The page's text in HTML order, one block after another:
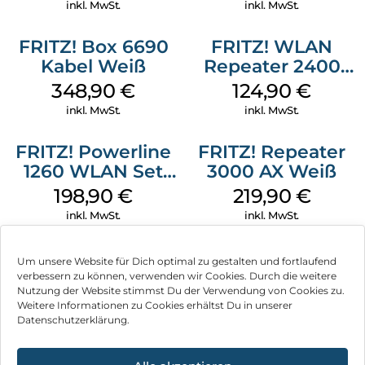
Um unsere Website für Dich optimal zu gestalten und fortlaufend
verbessern zu können, verwenden wir Cookies. Durch die weitere
Nutzung der Website stimmst Du der Verwendung von Cookies zu.
Weitere Informationen zu Cookies erhältst Du in unserer
Datenschutzerklärung.
reduzieren Ihre OPEX und CAPEX Kosten.
inkl. MwSt. inkl. MwSt.
FRITZ! Box 6690
Kabel Weiß
348,90€
inkl. MwSt.
FRITZ! WLAN
Repeater 2400
Weiß
124,90€
inkl. MwSt.
FRITZ! Powerline
1260 WLAN Set
Weiß
198,90€
inkl. MwSt.
FRITZ! Repeater
3000 AX Weiß
219,90 €
inkl. MwSt.
Impressum